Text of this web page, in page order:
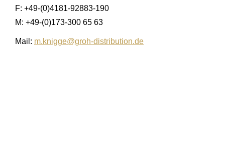
F: +49-(0)4181-92883-190
M: +49-(0)173-300 65 63
Mail: m.knigge@groh-distribution.de